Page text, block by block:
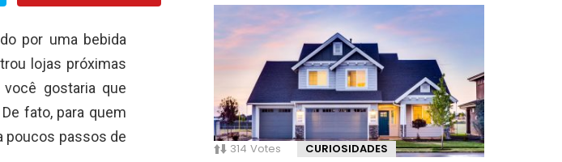
por uma bebida
lojas próximas
gostaria que
fato, para quem
poucos passos de
314 Votes CURIOSIDADES